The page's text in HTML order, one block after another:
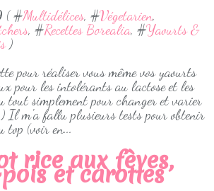
( #Multidélices, #Végetarien,
, #Recettes Borealia, #Yaourts &
)
pour réaliser vous même vos yaourts
pour les intolérants au lactose et les
tout simplement pour changer et varier
Il m'a fallu plusieurs tests pour obtenir
top (voir en...
rice aux fèves,
et carottes